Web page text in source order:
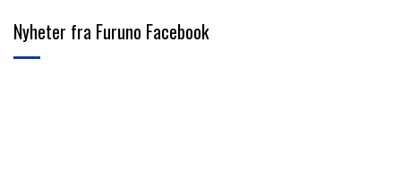
Nyheter fra Furuno Facebook